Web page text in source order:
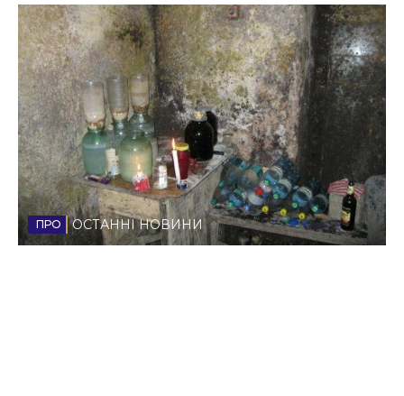
Політика
Соціум
Спорт
Стиль життя
Втрачений Ужгород
Втрачений Ужгород (відеоверсія)
ОСТАННІ НОВИНИ